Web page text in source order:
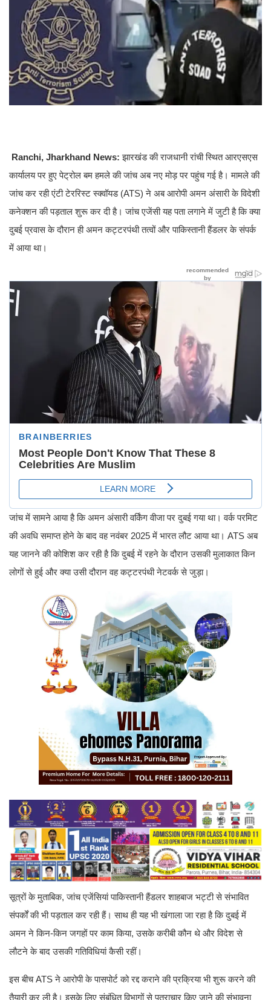
Ranchi, Jharkhand News:झारखंड की राजधानी रांची स्थित आरएसएस
कार्यालय पर हुए पेट्रोल बम हमले की जांच अब नए मोड़ पर पहुंच गई है। मामले की
जांच कर रही एंटी टेररिस्ट स्क्वॉयड (ATS) ने अब आरोपी अमन अंसारी के विदेशी
कनेक्शन की पड़ताल शुरू कर दी है। जांच एजेंसी यह पता लगाने में जुटी है कि क्या
दुबई प्रवास के दौरान ही अमन कट्टरपंथी तत्वों और पाकिस्तानी हैंडलर के संपर्क
में आया था।
जांच में सामने आया है कि अमन अंसारी वर्किंग वीजा पर दुबई गया था। वर्क परमिट
की अवधि समाप्त होने के बाद वह नवंबर 2025 में भारत लौट आया था। ATS अब
यह जानने की कोशिश कर रही है कि दुबई में रहने के दौरान उसकी मुलाकात किन
लोगों से हुई और क्या उसी दौरान वह कट्टरपंथी नेटवर्क से जुड़ा।
सूत्रों के मुताबिक, जांच एजेंसियां पाकिस्तानी हैंडलर शाहबाज भट्टी से संभावित
संपर्कों की भी पड़ताल कर रही हैं। साथ ही यह भी खंगाला जा रहा है कि दुबई में
अमन ने किन-किन जगहों पर काम किया, उसके करीबी कौन थे और विदेश से
लौटने के बाद उसकी गतिविधियां कैसी रहीं।
इस बीच ATS ने आरोपी के पासपोर्ट को रद्द कराने की प्रक्रिया भी शुरू करने की
तैयारी कर ली है। इसके लिए संबंधित विभागों से पत्राचार किए जाने की संभावना